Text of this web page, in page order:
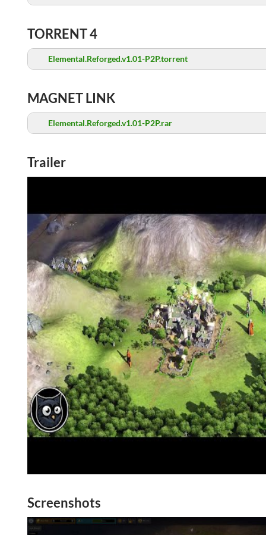
TORRENT 4
Elemental.Reforged.v1.01-P2P.torrent
MAGNET LINK
Elemental.Reforged.v1.01-P2P.rar
Trailer
Screenshots